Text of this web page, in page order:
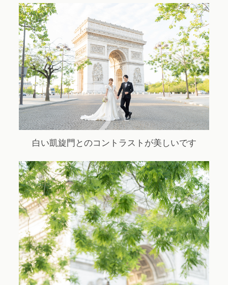
白い凱旋門とのコントラストが美しいです